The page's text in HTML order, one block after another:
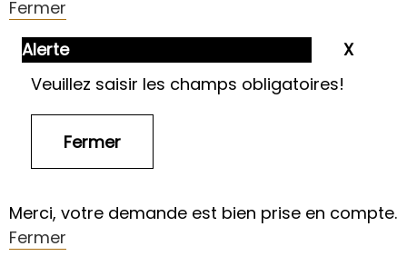
Fermer
Alerte
Veuillez saisir les champs obligatoires!
Merci, votre demande est bien prise en compte.
Fermer